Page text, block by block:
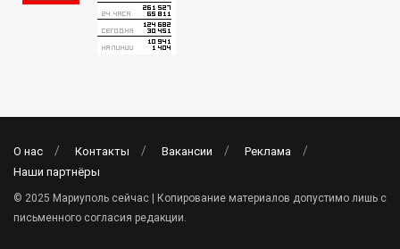
О нас Контакты Вакансии
Реклама
Наши партнёры
© 2025 Мариуполь сейчас | Копирование материалов допустимо лишь с
письменного согласия редакции.